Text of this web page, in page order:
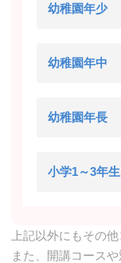
幼稚園年少
幼稚園年中
幼稚園年長
小学1～3年生
上記以外にもその
また、開講コース